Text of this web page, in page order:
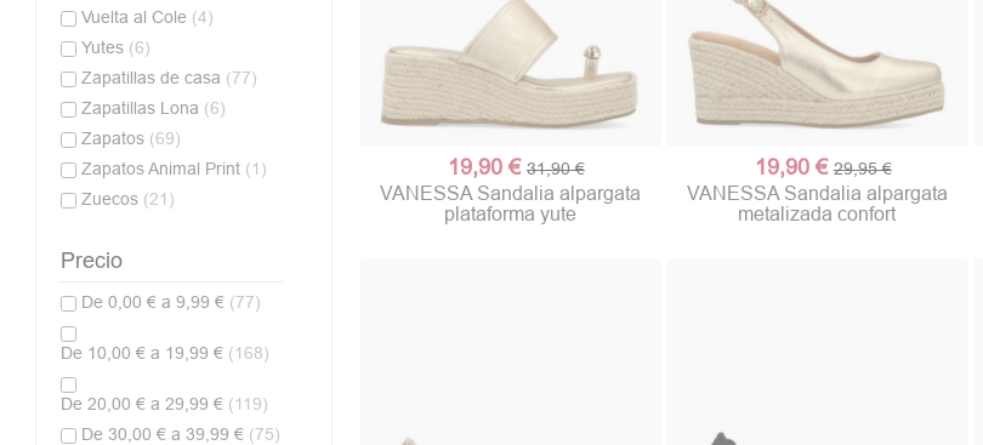
Vuelta al Cole (4)
Yutes (6)
Zapatillas de casa (77)
Zapatillas Lona (6)
Zapatos (69)
Zapatos Animal Print (1)
Zuecos (21)
Precio
De 0,00 € a 9,99 € (77)
De 10,00 € a 19,99 € (168)
De 20,00 € a 29,99 € (119)
De 30,00 € a 39,99 € (75)
19,90 € 31,90 €
VANESSA Sandalia alpargata
plataforma yute
19,90 € 29,95 €
VANESSA Sandalia alpargata
metalizada confort